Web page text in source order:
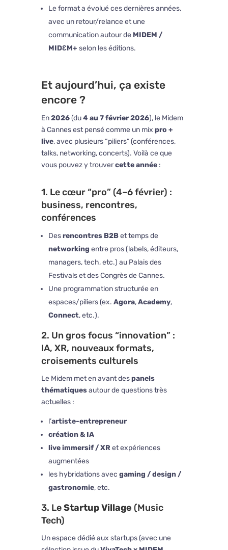
Le format a évolué ces dernières années,
avec un retour/relance et une
communication autour de MIDEM /
MIDƐM+ selon les éditions.
Et aujourd’hui, ça existe
encore ?
En2026(du4 au 7 février 2026), le Midem
à Cannesest pensé comme un mix pro +
live, avec plusieurs “piliers” (conférences,
talks, networking, concerts). Voilà ce que
vous pouvez y trouvercette année:
1. Le cœur “pro” (4–6 février) :
business, rencontres,
conférences
Desrencontres B2Bet temps de
networking entre pros (labels, éditeurs,
managers, tech, etc.) au Palais des
Festivals et des Congrès de Cannes.
Une programmation structurée en
espaces/piliers (ex. Agora,Academy,
Connect, etc.).
2. Un gros focus “innovation” :
IA, XR, nouveaux formats,
croisements culturels
Le Midem met en avant despanels
thématiquesautour de questions très
actuelles :
l’artiste-entrepreneur
création & IA
live immersif / XR et expériences
augmentées
les hybridations avec gaming / design /
gastronomie, etc.
3. LeStartup Village (Music
Tech)
Un espace dédié aux startups (avec une